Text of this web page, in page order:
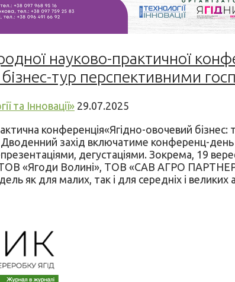
науково-практичної
бізнес-тур перспективними
та Інновації» 29.07.2025
конференція«Ягідно-овочевий бізнес:
захід включатиме конференц-день
дегустаціями. Зокрема, 19
«Ягоди Волині», ТОВ «САВ АГРО
як для малих, так і для середніх і великих